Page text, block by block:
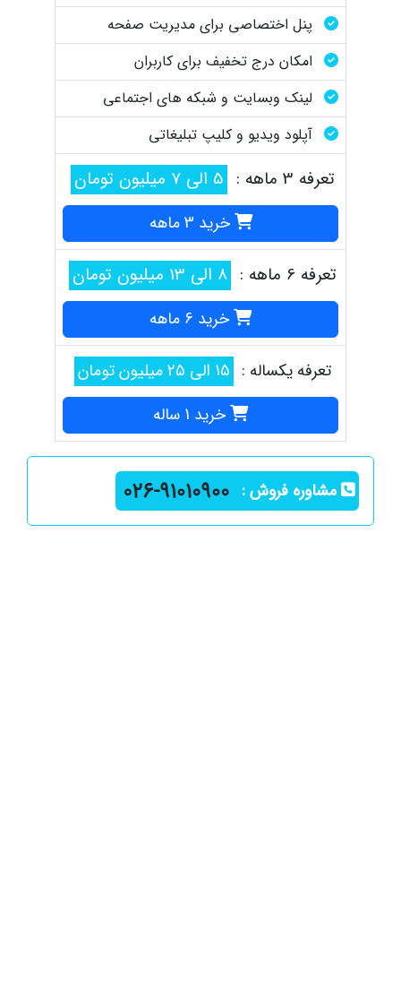
پنل اختصاصی برای مدیریت صفحه
امکان درج تخفیف برای کاربران
لینک وبسایت و شبکه های اجتماعی
آپلود ویدیو و کلیپ تبلیغاتی
تعرفه 3 ماهه : 5 الی 7 میلیون تومان
خرید 3 ماهه
تعرفه 6 ماهه : 8 الی 13 میلیون تومان
خرید 6 ماهه
تعرفه یکساله : 15 الی 25 میلیون تومان
خرید 1 ساله
مشاوره فروش :